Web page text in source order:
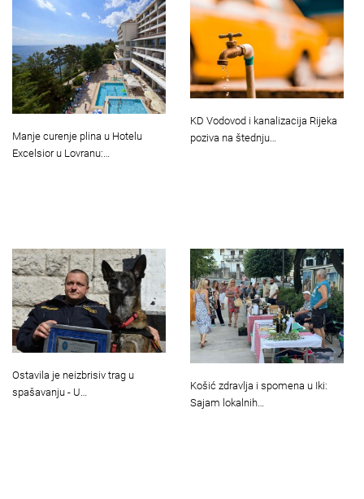
Manje curenje plina u Hotelu
Excelsior u Lovranu:…
KD Vodovod i kanalizacija Rijeka
poziva na štednju…
Ostavila je neizbrisiv trag u
spašavanju - U…
Košić zdravlja i spomena u Iki:
Sajam lokalnih…